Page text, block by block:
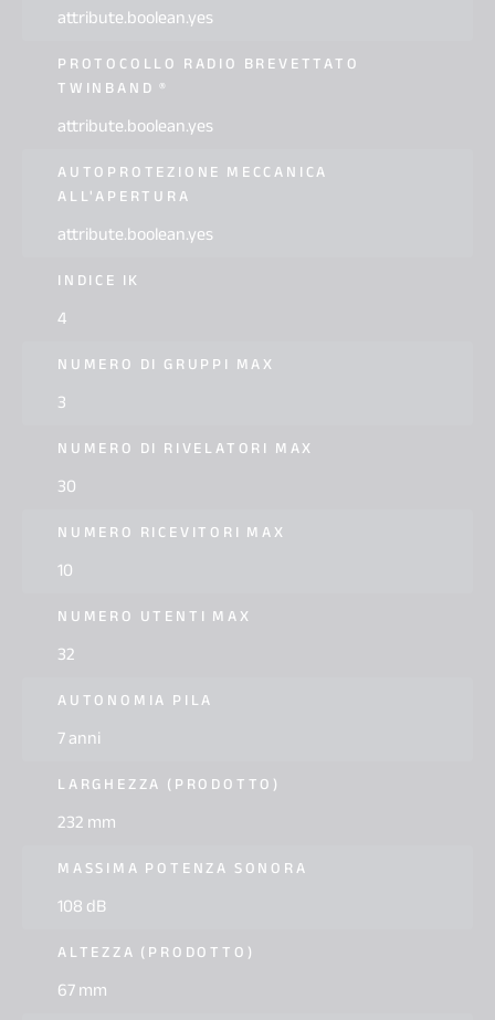
attribute.boolean.yes
PROTOCOLLO RADIO BREVETTATO
TWINBAND ®
attribute.boolean.yes
AUTOPROTEZIONE MECCANICA
ALL'APERTURA
attribute.boolean.yes
INDICE IK
4
NUMERO DI GRUPPI MAX
3
NUMERO DI RIVELATORI MAX
30
NUMERO RICEVITORI MAX
10
NUMERO UTENTI MAX
32
AUTONOMIA PILA
7 anni
LARGHEZZA (PRODOTTO)
232 mm
MASSIMA POTENZA SONORA
108 dB
ALTEZZA (PRODOTTO)
67 mm